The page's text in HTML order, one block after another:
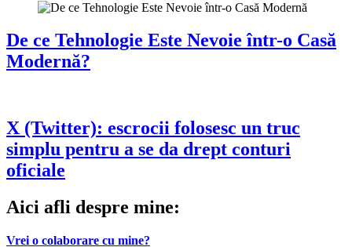
De ce Tehnologie Este Nevoie într-o Casă
Modernă?
X (Twitter): escrocii folosesc un truc
simplu pentru a se da drept conturi
oficiale
Aici afli despre mine:
Vrei o colaborare cu mine?